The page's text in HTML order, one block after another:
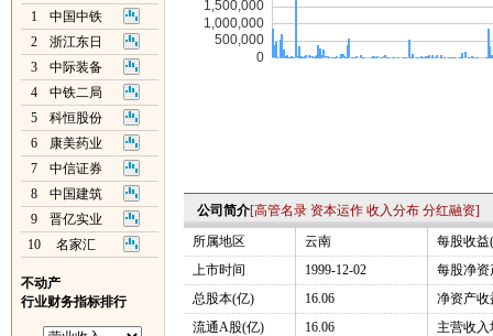
1
中国中铁
2
浙江东日
3
中际装备
4
中铁二局
5
科恒股份
6
康美药业
7
中信证券
8
中国建筑
9
晋亿实业
10
名家汇
不动产
行业财务指标排行
公司简介[高管名录 资本运作 收入分布 分红融资]
所属地区
云南
每股收益
上市时间
1999-12-02
每股净资
总股本(亿)
16.06
净资产收
流通A股(亿)
16.06 主营收入